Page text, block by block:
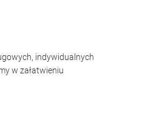
indywidualnych
w załatwieniu